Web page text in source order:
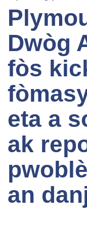
Dwòg
fòs
eta a
ak
an